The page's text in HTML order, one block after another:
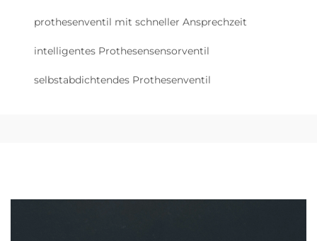
prothesenventil mit schneller Ansprechzeit
intelligentes Prothesensensorventil
selbstabdichtendes Prothesenventil